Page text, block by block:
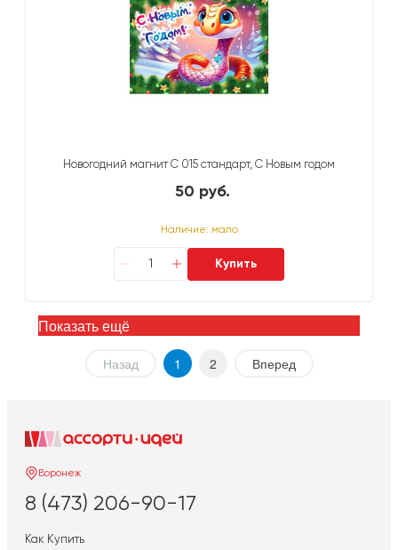
Новогодний магнит С 015 стандарт, С Новым годом
50 руб.
Наличие: мало
Купить
Показать ещё
Назад 1 2 Вперед
Воронеж
8 (473) 206-90-17
Как Купить